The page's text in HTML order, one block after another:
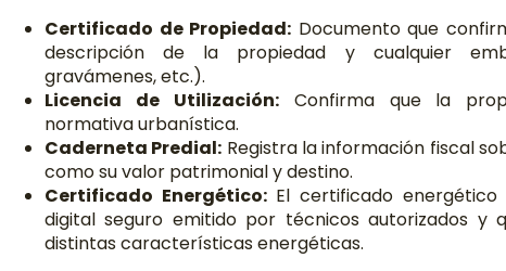
Certificado de Propiedad: Documento que
descripción de la propiedad y cualquier
gravámenes, etc.).
Licencia de Utilización:Confirma que la
normativa urbanística.
Caderneta Predial: Registra la información fiscal
como su valor patrimonial y destino.
Certificado Energético:El certificado energético
digital seguro emitido por técnicos autorizados y
distintas características energéticas.